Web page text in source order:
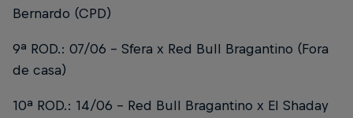
Bernardo (CPD)
9ª ROD.: 07/06 - Sfera x Red Bull Bragantino (Fora
de casa)
10ª ROD.: 14/06 - Red Bull Bragantino x El Shaday